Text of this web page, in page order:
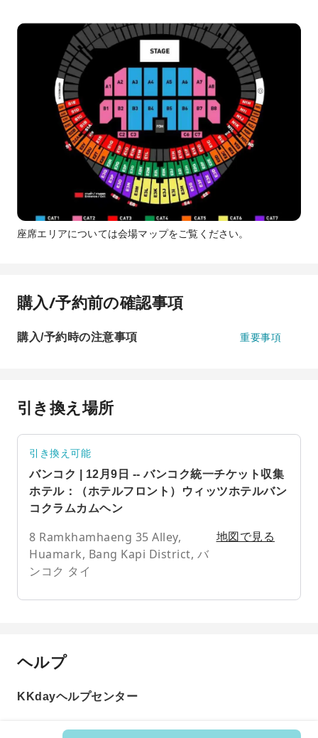
座席エリアについては会場マップをご覧ください。
購入/予約前の確認事項
購入/予約時の注意事項 重要事項
引き換え場所
引き換え可能
バンコク | 12月9日 -- バンコク統一チケット収集
ホテル：（ホテルフロント）ウィッツホテルバン
コクラムカムヘン
8 Ramkhamhaeng 35 Alley,
Huamark, Bang Kapi District, バ
ンコク タイ
地図で見る
ヘルプ
KKdayヘルプセンター